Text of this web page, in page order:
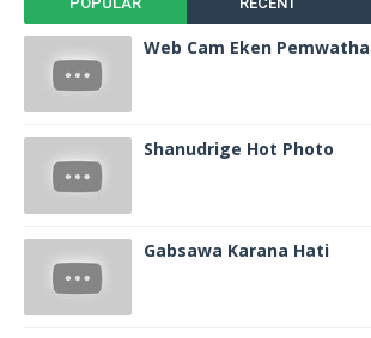
Web Cam Eken
Shanudrige Hot Photo
Gabsawa Karana Hati